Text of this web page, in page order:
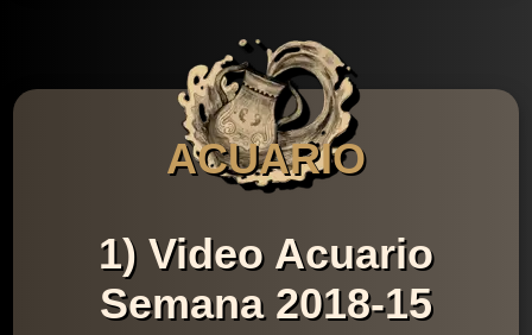
ACUARIO
1) Video Acuario
Semana 2018-15